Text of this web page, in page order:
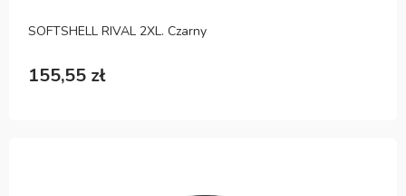
SOFTSHELL RIVAL 2XL. Czarny
155,55 zł